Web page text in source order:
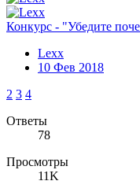
Конкурс - "Убедите
Lexx
10 Фев 2018
2 3 4
Ответы
78
Просмотры
11K